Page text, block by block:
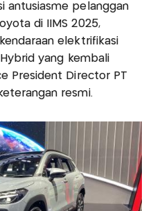
antusiasme pelanggan
di IIMS 2025,
elektrifikasi
yang kembali
President Director PT
resmi.